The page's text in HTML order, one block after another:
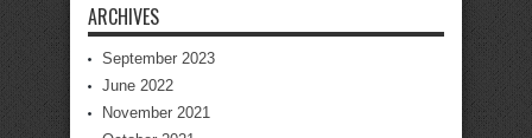
ARCHIVES
September 2023
June 2022
November 2021